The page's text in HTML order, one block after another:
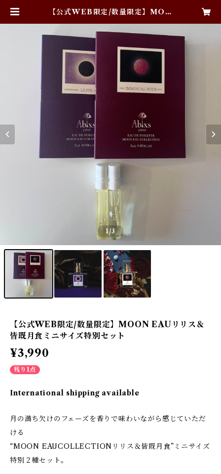
【公式WEB限定/数量限定】MOO
ス〉
1/3
【公式WEB限定/数量限定】MOON EAUリリス＆
皆既月食ミニサイズ特別セット
¥3,990
残り1点
International shipping available
月の満ち欠けのフェーズを香りで味わいながら感じていただ
ける
“MOON EAUCOLLECTIONリリス＆皆既月食”ミニサイズ
特別２種セット。